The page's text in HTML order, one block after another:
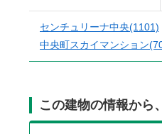
センチュリーナ中央(1101)
中央町スカイマンション
この建物の情報から